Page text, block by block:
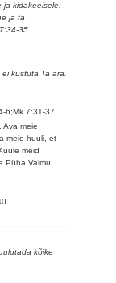
ja kidakeelsele:
ja ta
35
kustuta Ta ära.
6;Mk 7:31-37
Ava meie
meie huuli, et
meid
Püha Vaimu
kõike